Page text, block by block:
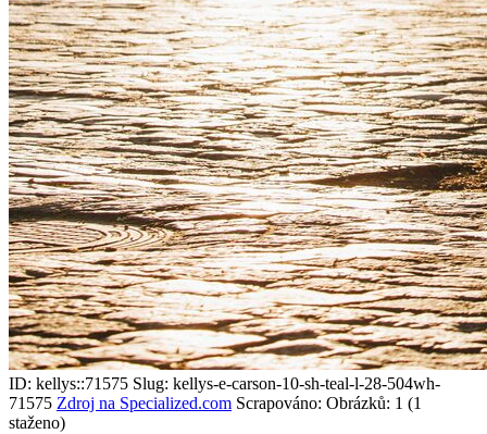
ID: kellys::71575 Slug: kellys-e-carson-10-sh-teal-l-28-504wh-
71575 Zdroj na Specialized.com Scrapováno: Obrázků: 1 (1
staženo)